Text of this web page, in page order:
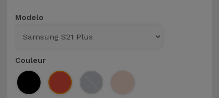
Marques
Voir
Montres
et
Chaînes
de
Modelo
Couleur